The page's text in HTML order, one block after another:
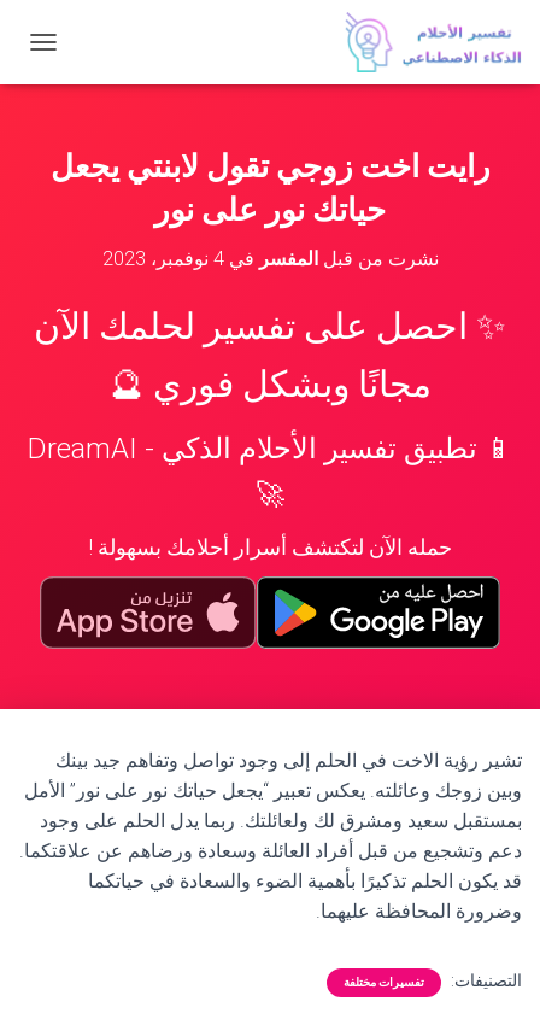
ب
رايت اخت زوجي تقول لابنتي يجعل
حياتك نور على نور
نشرت من قبلالمفسر في4 نوفمبر، 2023
✨ احصل على تفسير لحلمك الآن
مجانًا وبشكل فوري 🔮
📱 تطبيق تفسير الأحلام الذكي - DreamAI
🚀
حمله الآن لتكتشف أسرار أحلامك بسهولة !
تشير رؤية الاخت في الحلم إلى وجود تواصل وتفاهم جيد بينك
وبين زوجك وعائلته. يعكس تعبير “يجعل حياتك نور على نور” الأمل
بمستقبل سعيد ومشرق لك ولعائلتك. ربما يدل الحلم على وجود
دعم وتشجيع من قبل أفراد العائلة وسعادة ورضاهم عن علاقتكما.
قد يكون الحلم تذكيرًا بأهمية الضوء والسعادة في حياتكما
وضرورة المحافظة عليهما.
التصنيفات: تفسيرات مختلفة